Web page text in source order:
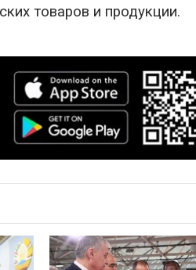
товаров и продукции.